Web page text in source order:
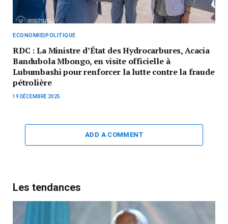
ECONOMIE|POLITIQUE
RDC : La Ministre d’État des Hydrocarbures, Acacia
Bandubola Mbongo, en visite officielle à
Lubumbashi pour renforcer la lutte contre la fraude
pétrolière
19 DÉCEMBRE 2025
ADD A COMMENT
Les tendances